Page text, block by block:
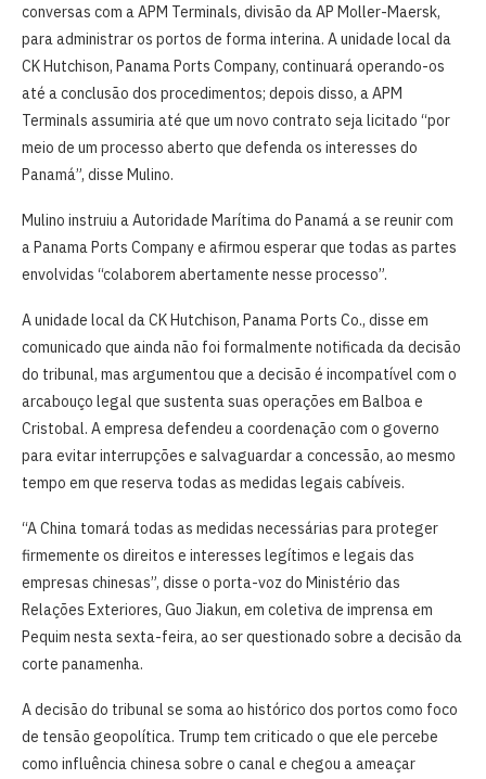
conversas com a APM Terminals, divisão da AP Moller-Maersk,
para administrar os portos de forma interina. A unidade local da
CK Hutchison, Panama Ports Company, continuará operando-os
até a conclusão dos procedimentos; depois disso, a APM
Terminals assumiria até que um novo contrato seja licitado “por
meio de um processo aberto que defenda os interesses do
Panamá”, disse Mulino.
Mulino instruiu a Autoridade Marítima do Panamá a se reunir com
a Panama Ports Company e afirmou esperar que todas as partes
envolvidas “colaborem abertamente nesse processo”.
A unidade local da CK Hutchison, Panama Ports Co., disse em
comunicado que ainda não foi formalmente notificada da decisão
do tribunal, mas argumentou que a decisão é incompatível com o
arcabouço legal que sustenta suas operações em Balboa e
Cristobal. A empresa defendeu a coordenação com o governo
para evitar interrupções e salvaguardar a concessão, ao mesmo
tempo em que reserva todas as medidas legais cabíveis.
“A China tomará todas as medidas necessárias para proteger
firmemente os direitos e interesses legítimos e legais das
empresas chinesas”, disse o porta-voz do Ministério das
Relações Exteriores, Guo Jiakun, em coletiva de imprensa em
Pequim nesta sexta-feira, ao ser questionado sobre a decisão da
corte panamenha.
A decisão do tribunal se soma ao histórico dos portos como foco
de tensão geopolítica. Trump tem criticado o que ele percebe
como influência chinesa sobre o canal e chegou a ameaçar